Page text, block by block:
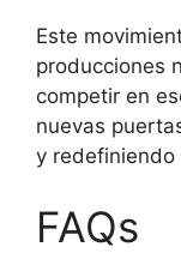
Este
producciones
competir en
nuevas
y
FAQs